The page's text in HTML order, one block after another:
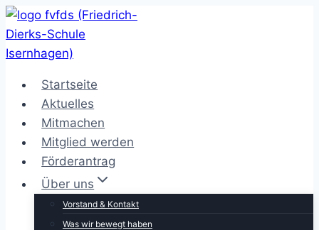
Zum
Inhalt
springen
Startseite
Aktuelles
Mitmachen
Mitglied werden
Förderantrag
Über uns
Vorstand & Kontakt
Was wir bewegt haben